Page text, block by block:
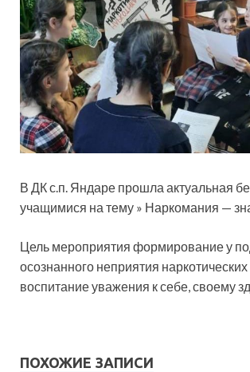
В ДК с.п. Яндаре прошла актуальная
учащимися на тему » Наркомания —
Цель мероприятия формирование у
осознанного неприятия наркотических
воспитание уважения к себе, своему
ПОХОЖИЕ ЗАПИСИ